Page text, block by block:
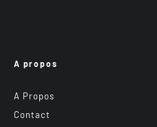
A propos
A Propos
Contact